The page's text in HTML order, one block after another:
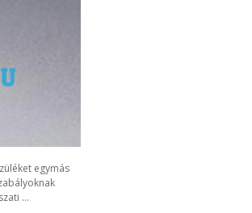
egymás
...